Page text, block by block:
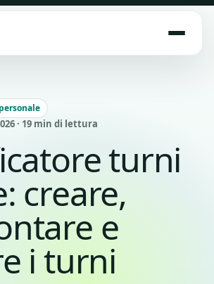
· 19 min di lettura
turni
creare,
e
i turni